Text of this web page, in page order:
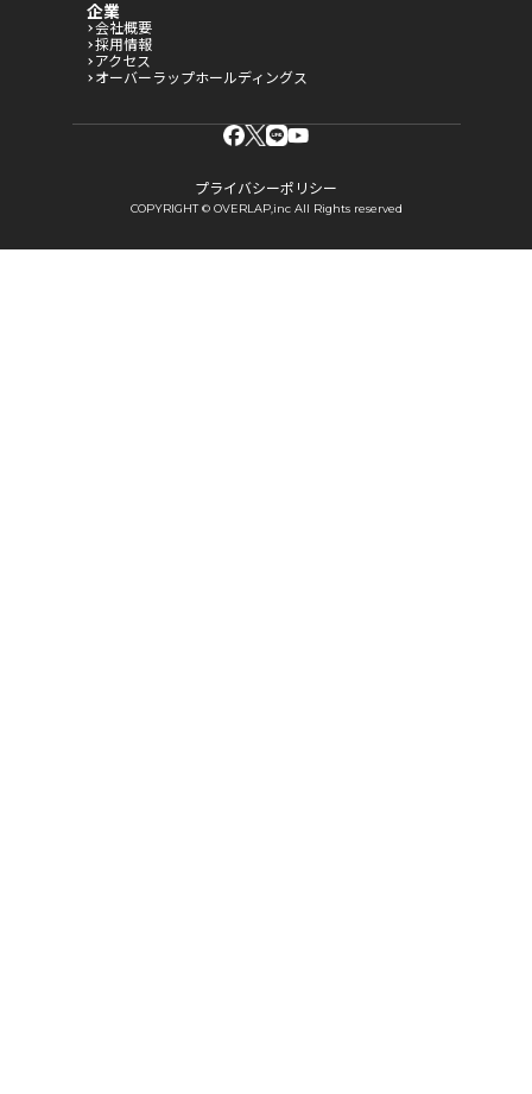
企業
会社概要
採用情報
アクセス
オーバーラップホールディングス
プライバシーポリシー
COPYRIGHT © OVERLAP,inc All Rights reserved